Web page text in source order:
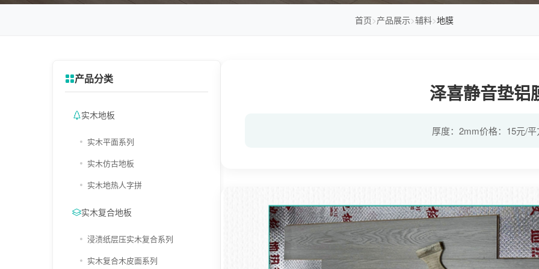
首页>产品展示>辅料>地膜
产品分类
实木地板
实木平面系列
实木仿古地板
实木地热人字拼
实木复合地板
浸渍纸层压实木复合系列
实木复合木皮面系列
泽喜静音垫铝
厚度：2mm价格：15元/平